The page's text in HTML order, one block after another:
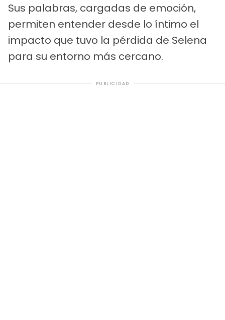
Sus palabras, cargadas de emoción,
permiten entender desde lo íntimo el
impacto que tuvo la pérdida de Selena
para su entorno más cercano.
PUBLICIDAD